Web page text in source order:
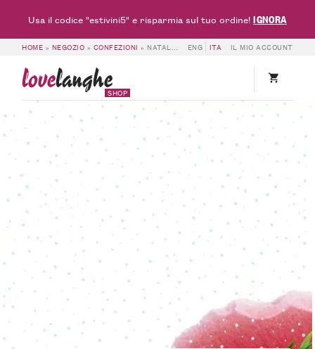
HOME » NEGOZIO » CONFEZIONI » NATALE – 6 BOTTIGLIE ALESSANDRO RIVETTO ENG ITA IL MIO ACCOUNT
lovelanghe
SHOP
Usa il codice "estivini5" e risparmia sul tuo ordine!IGNORA